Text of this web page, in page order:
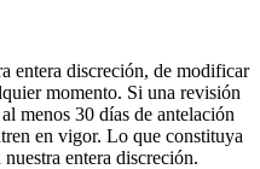
entera discreción, de modificar
momento. Si una revisión
menos 30 días de antelación
en vigor. Lo que constituya
entera discreción.